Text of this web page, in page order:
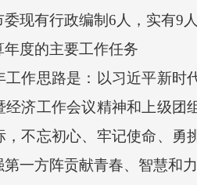
有行政编制6人，实有9人
度的主要工作任务
思路是：以习近平新时
经济工作会议精神和上级团
，不忘初心、牢记使命、勇
一方阵贡献青春、智慧和力